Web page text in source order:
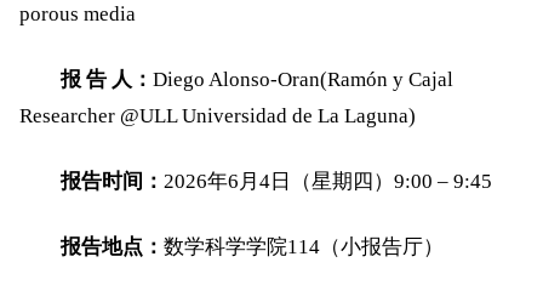
porous media
报 告 人： Diego Alonso-Oran(Ramón y Cajal
Researcher @ULL Universidad de La Laguna)
报告时间： 2026年6 月 4日（星期四） 9:00 – 9:45
报告地点： 数学科学学院114（小报告厅）